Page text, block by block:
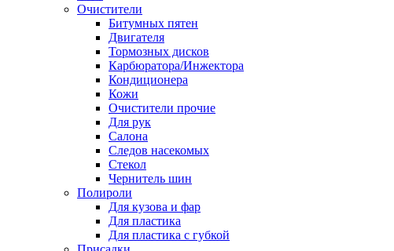
Очистители
Битумных пятен
Двигателя
Тормозных дисков
Карбюратора/Инжектора
Кондиционера
Кожи
Очистители прочие
Для рук
Салона
Следов насекомых
Стекол
Чернитель шин
Полироли
Для кузова и фар
Для пластика
Для пластика с губкой